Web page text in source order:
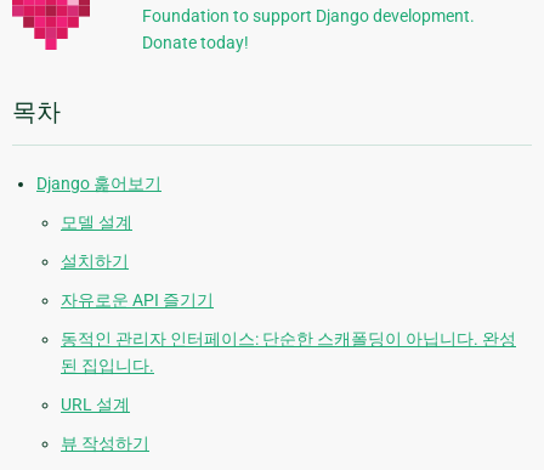
보
Foundation to support Django development.
Donate today!
목차
Django 훑어보기
모델 설계
설치하기
자유로운 API 즐기기
동적인 관리자 인터페이스: 단순한 스캐폴딩이 아닙니다. 완성
된 집입니다.
URL 설계
뷰 작성하기